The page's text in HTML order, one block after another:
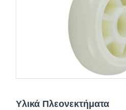
Υλικά Πλεονεκτήματα